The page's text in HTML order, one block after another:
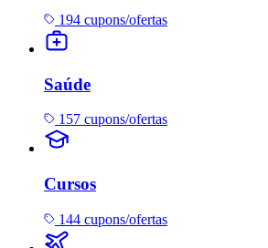
194 cupons/ofertas
Saúde
157 cupons/ofertas
Cursos
144 cupons/ofertas